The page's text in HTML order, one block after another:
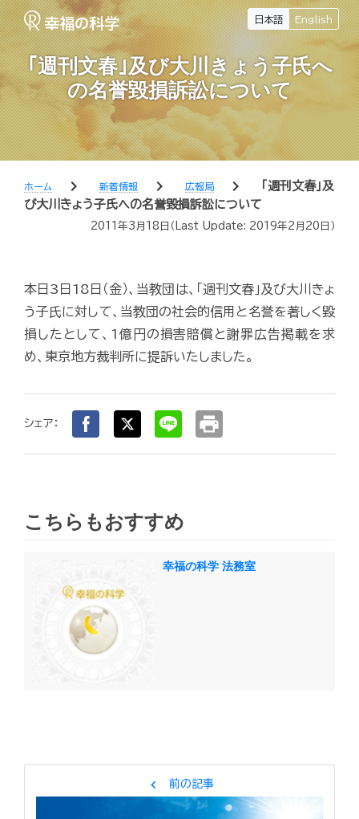
日本語 English
｢週刊文春｣及び大川きょう子氏へ
の名誉毀損訴訟について
ホーム chevron_right 新着情報 chevron_right 広報局 chevron_right
｢週刊文春｣及
び大川きょう子氏への名誉毀損訴訟について
2011年3月18日 （Last Update: 2019年2月20日 ）
本日3日18日（金）、当教団は、｢週刊文春｣及び大川きょ
う子氏に対して、当教団の社会的信用と名誉を著しく毀
損したとして、1億円の損害賠償と謝罪広告掲載を求
め、東京地方裁判所に提訴いたしました。
シェア： print
こちらもおすすめ
幸福の科学 法務室
chevron_left 前の記事